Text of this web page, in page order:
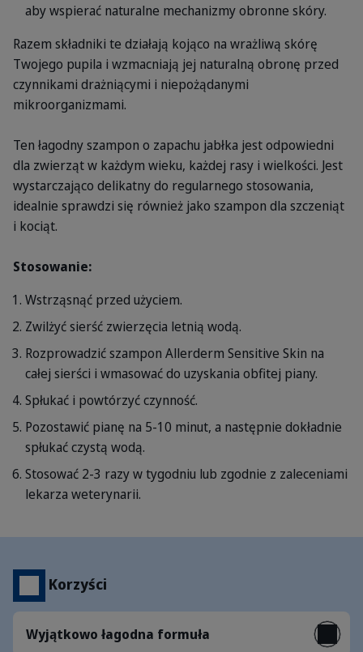
aby wspierać naturalne mechanizmy obronne skóry.
Razem składniki te działają kojąco na wrażliwą skórę
Twojego pupila i wzmacniają jej naturalną obronę przed
czynnikami drażniącymi i niepożądanymi
mikroorganizmami.
Ten łagodny szampon o zapachu jabłka jest odpowiedni
dla zwierząt w każdym wieku, każdej rasy i wielkości. Jest
wystarczająco delikatny do regularnego stosowania,
idealnie sprawdzi się również jako szampon dla szczeniąt
i kociąt.
Stosowanie:
Wstrząsnąć przed użyciem.
Zwilżyć sierść zwierzęcia letnią wodą.
Rozprowadzić szampon Allerderm Sensitive Skin na
całej sierści i wmasować do uzyskania obfitej piany.
Spłukać i powtórzyć czynność.
Pozostawić pianę na 5-10 minut, a następnie dokładnie
spłukać czystą wodą.
Stosować 2-3 razy w tygodniu lub zgodnie z zaleceniami
lekarza weterynarii.
Korzyści
Wyjątkowo łagodna formuła